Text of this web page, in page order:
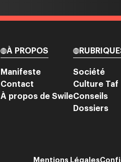
À PROPOS
Manifeste
Contact
À propos de Swile
Société
Culture Taf
Conseils
Dossiers
Mentions Légales